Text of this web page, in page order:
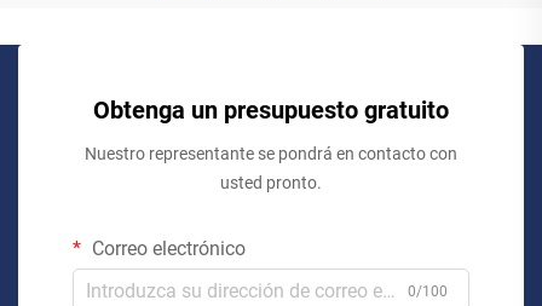
Obtenga un presupuesto gratuito
Nuestro representante se pondrá en contacto con
usted pronto.
Correo electrónico
0/100